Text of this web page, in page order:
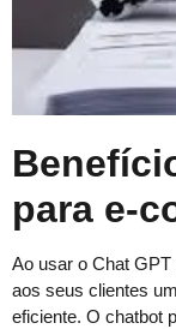
para e-
Ao usar o Chat
aos seus clientes
eficiente. O chatbot